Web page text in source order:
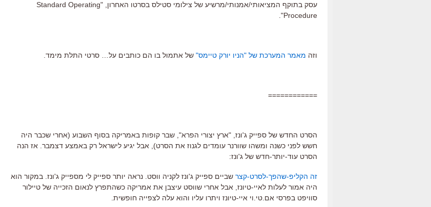
עסק בתוקף המציאותי/אמנותי/מרשיע של צילומי סטילס בסרטו האחרון, "Standard Operating
Procedure".
וזה מאמר המערכת של "הניו יורק טיימס" של אתמול בו הם כותבים על… סרטי התלת מימד.
============
הסרט החדש של ספייק ג'ונז, "ארץ יצורי הפרא", שבר קופות באמריקה בסוף השבוע (אחרי שכבר היה
חשש לפני כשנה ומשהו שוורנר עומדים לגנוז את הסרט), אבל יגיע לישראל רק באמצע דצמבר. אז הנה
הסרט עוד-יותר-חדש של ג'ונז:
זה הקליפ-שהפך-לסרט-קצר שביים ספייק ג'ונז לקניה ווסט. נראה יותר ספייק לי מספייק ג'ונז. במקור הוא
היה אמור לעלות לאיי-טיונז, אבל אחרי שווסט עיצבן את אמריקה כשהתפרץ לנאום הזכייה של טיילור
סוויפט בפרסי אם.טי.וי איי-טיונז ויתרו עליו והוא עלה לצפייה חופשית.